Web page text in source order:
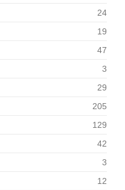
24
19
47
3
29
205
129
42
3
12